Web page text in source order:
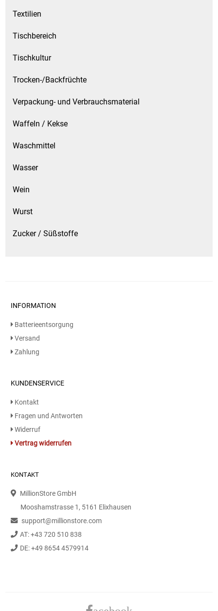
Textilien
Tischbereich
Tischkultur
Trocken-/Backfrüchte
Verpackung- und Verbrauchsmaterial
Waffeln / Kekse
Waschmittel
Wasser
Wein
Wurst
Zucker / Süßstoffe
INFORMATION
Batterieentsorgung
Versand
Zahlung
KUNDENSERVICE
Kontakt
Fragen und Antworten
Widerruf
Vertrag widerrufen
KONTAKT
MillionStore GmbH
Mooshamstrasse 1, 5161 Elixhausen
support@millionstore.com
AT: +43 720 510 838
DE: +49 8654 4579914